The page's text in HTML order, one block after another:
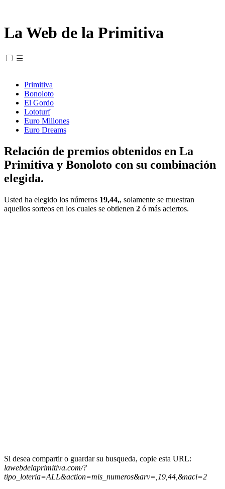
La Web de la Primitiva
☰
Primitiva
Bonoloto
El Gordo
Lototurf
Euro Millones
Euro Dreams
Relación de premios obtenidos en La
Primitiva y Bonoloto con su combinación
elegida.
Usted ha elegido los números 19,44,, solamente se muestran
aquellos sorteos en los cuales se obtienen 2 ó más aciertos.
Si desea compartir o guardar su busqueda, copie esta URL:
lawebdelaprimitiva.com/?
tipo_loteria=ALL&action=mis_numeros&arv=,19,44,&naci=2